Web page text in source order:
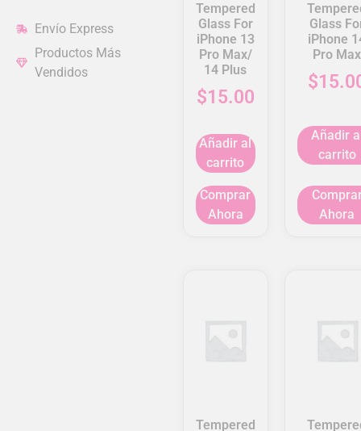
Envío Express
Productos Más
Vendidos
Tempered
Glass For
iPhone 13
Pro Max/
14 Plus
$15.00
Añadir al
carrito
Comprar
Ahora
Glass
iPhone
Pro Max
$
Añadir
carrito
Ahora
Tempered